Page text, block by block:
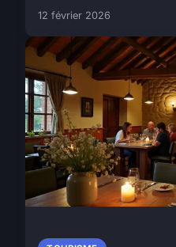
12 février 2026